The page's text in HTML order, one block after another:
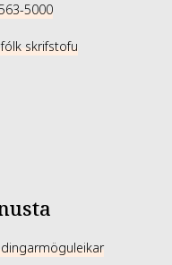
5000
skrifstofu